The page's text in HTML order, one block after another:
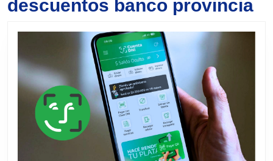
descuentos banco provincia